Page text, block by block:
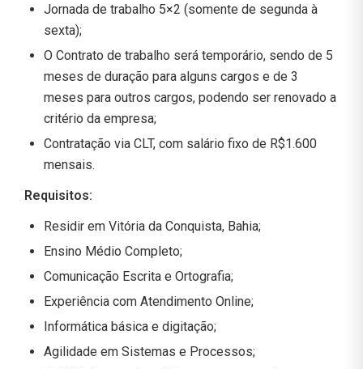
Jornada de trabalho 5×2 (somente de segunda à
sexta);
O Contrato de trabalho será temporário, sendo de 5
meses de duração para alguns cargos e de 3
meses para outros cargos, podendo ser renovado a
critério da empresa;
Contratação via CLT, com salário fixo de R$1.600
mensais.
Requisitos:
Residir em Vitória da Conquista, Bahia;
Ensino Médio Completo;
Comunicação Escrita e Ortografia;
Experiência com Atendimento Online;
Informática básica e digitação;
Agilidade em Sistemas e Processos;